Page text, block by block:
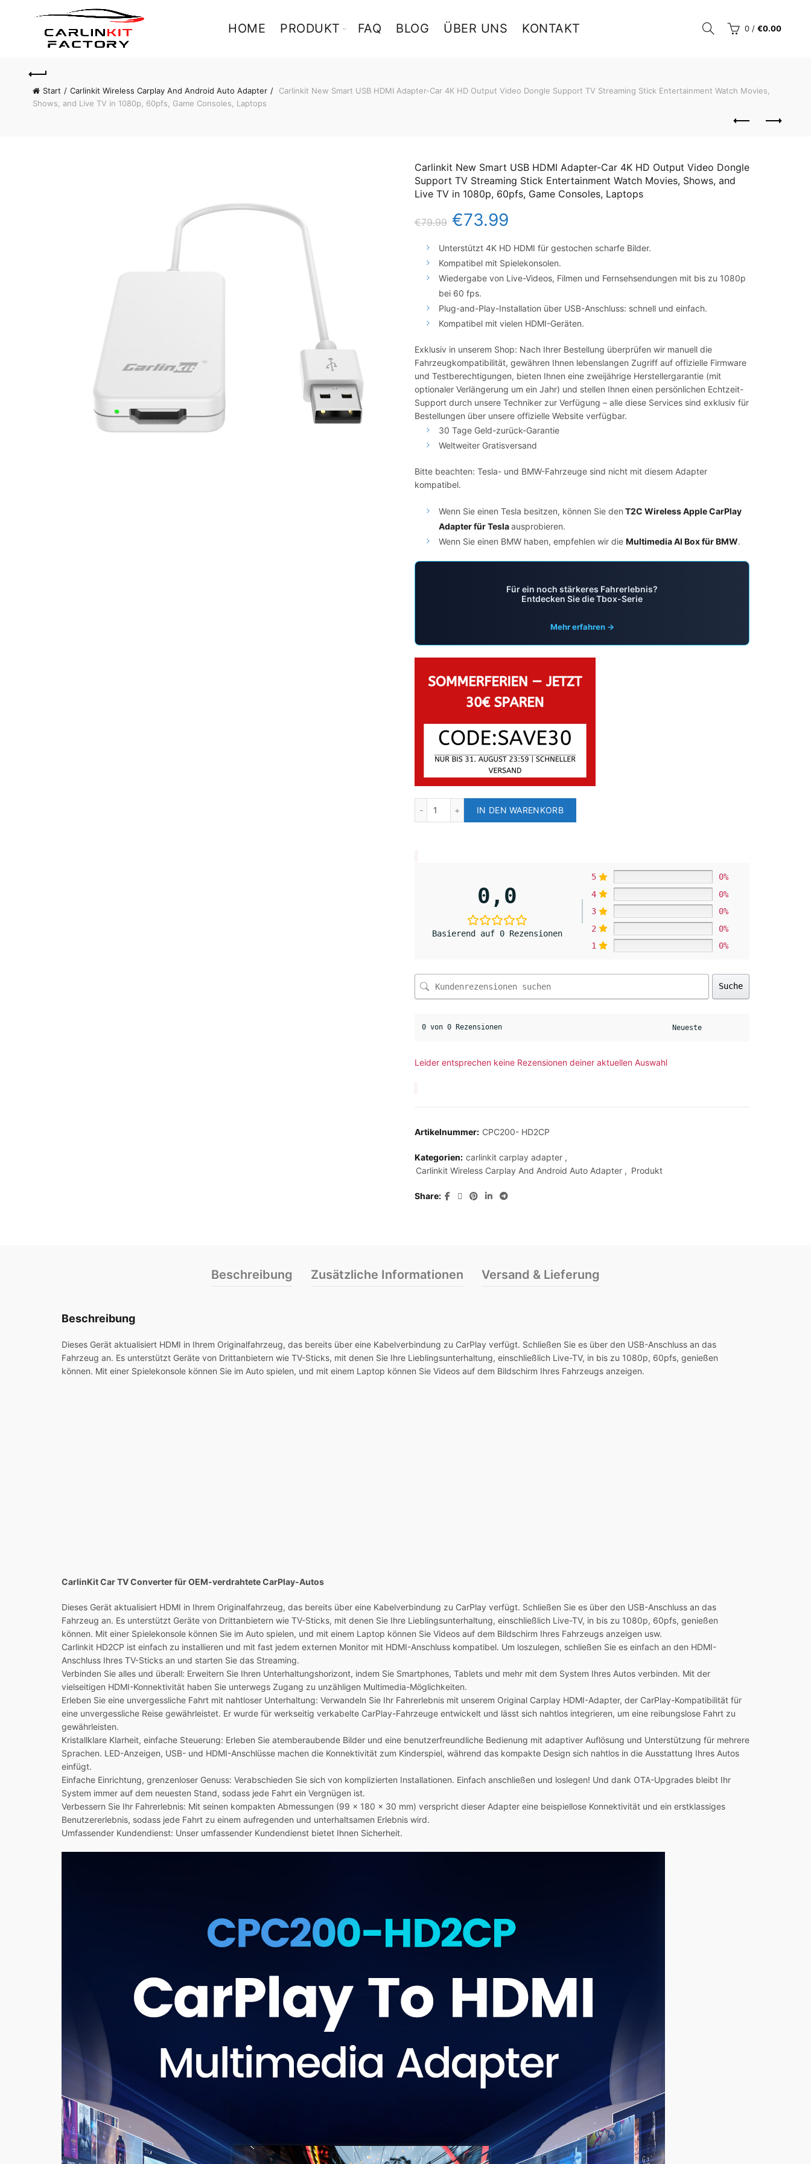
HOME PRODUKT FAQ BLOG ÜBER UNS KONTAKT 0 / €0.00
Start Carlinkit Wireless Carplay And Android Auto Adapter
Carlinkit New Smart USB HDMI Adapter-Car 4K HD Output Video Dongle Support TV Streaming Stick Entertainment Watch Movies,
Shows, and Live TV in 1080p, 60pfs, Game Consoles, Laptops
Carlinkit New Smart USB HDMI Adapter-Car 4K HD Output Video Dongle
Support TV Streaming Stick Entertainment Watch Movies, Shows, and
Live TV in 1080p, 60pfs, Game Consoles, Laptops
€79.99 €73.99
Unterstützt 4K HD HDMI für gestochen scharfe Bilder.
Kompatibel mit Spielekonsolen.
Wiedergabe von Live-Videos, Filmen und Fernsehsendungen mit bis zu 1080p
bei 60 fps.
Plug-and-Play-Installation über USB-Anschluss: schnell und einfach.
Kompatibel mit vielen HDMI-Geräten.
Exklusiv in unserem Shop: Nach Ihrer Bestellung überprüfen wir manuell die
Fahrzeugkompatibilität, gewähren Ihnen lebenslangen Zugriff auf offizielle Firmware
und Testberechtigungen, bieten Ihnen eine zweijährige Herstellergarantie (mit
optionaler Verlängerung um ein Jahr) und stellen Ihnen einen persönlichen Echtzeit-
Support durch unsere Techniker zur Verfügung – alle diese Services sind exklusiv für
Bestellungen über unsere offizielle Website verfügbar.
30 Tage Geld-zurück-Garantie
Weltweiter Gratisversand
Bitte beachten: Tesla- und BMW-Fahrzeuge sind nicht mit diesem Adapter
kompatibel.
Wenn Sie einen Tesla besitzen, können Sie den T2C Wireless Apple CarPlay
Adapter für Teslaausprobieren.
Wenn Sie einen BMW haben, empfehlen wir die Multimedia AI Box für BMW.
Für ein noch stärkeres Fahrerlebnis?
Entdecken Sie die Tbox-Serie
Mehr erfahren →
IN DEN WARENKORB
0,0
Basierend auf 0 Rezensionen
5
0%
4
0%
3
0%
2
0%
1
0%
Suche
0 von 0 Rezensionen
Leider entsprechen keine Rezensionen deiner aktuellen Auswahl
Artikelnummer: CPC200- HD2CP
Kategorien: carlinkit carplay adapter ,
Carlinkit Wireless Carplay And Android Auto Adapter , Produkt
Share
Beschreibung Zusätzliche Informationen Versand & Lieferung
Beschreibung
Dieses Gerät aktualisiert HDMI in Ihrem Originalfahrzeug, das bereits über eine Kabelverbindung zu CarPlay verfügt. Schließen Sie es über den USB-Anschluss an das
Fahrzeug an. Es unterstützt Geräte von Drittanbietern wie TV-Sticks, mit denen Sie Ihre Lieblingsunterhaltung, einschließlich Live-TV, in bis zu 1080p, 60pfs, genießen
können. Mit einer Spielekonsole können Sie im Auto spielen, und mit einem Laptop können Sie Videos auf dem Bildschirm Ihres Fahrzeugs anzeigen.
CarlinKit Car TV Converter für OEM-verdrahtete CarPlay-Autos
Dieses Gerät aktualisiert HDMI in Ihrem Originalfahrzeug, das bereits über eine Kabelverbindung zu CarPlay verfügt. Schließen Sie es über den USB-Anschluss an das
Fahrzeug an. Es unterstützt Geräte von Drittanbietern wie TV-Sticks, mit denen Sie Ihre Lieblingsunterhaltung, einschließlich Live-TV, in bis zu 1080p, 60pfs, genießen
können. Mit einer Spielekonsole können Sie im Auto spielen, und mit einem Laptop können Sie Videos auf dem Bildschirm Ihres Fahrzeugs anzeigen usw.
Carlinkit HD2CP ist einfach zu installieren und mit fast jedem externen Monitor mit HDMI-Anschluss kompatibel. Um loszulegen, schließen Sie es einfach an den HDMI-
Anschluss Ihres TV-Sticks an und starten Sie das Streaming.
Verbinden Sie alles und überall: Erweitern Sie Ihren Unterhaltungshorizont, indem Sie Smartphones, Tablets und mehr mit dem System Ihres Autos verbinden. Mit der
vielseitigen HDMI-Konnektivität haben Sie unterwegs Zugang zu unzähligen Multimedia-Möglichkeiten.
Erleben Sie eine unvergessliche Fahrt mit nahtloser Unterhaltung: Verwandeln Sie Ihr Fahrerlebnis mit unserem Original Carplay HDMI-Adapter, der CarPlay-Kompatibilität für
eine unvergessliche Reise gewährleistet. Er wurde für werkseitig verkabelte CarPlay-Fahrzeuge entwickelt und lässt sich nahtlos integrieren, um eine reibungslose Fahrt zu
gewährleisten.
Kristallklare Klarheit, einfache Steuerung: Erleben Sie atemberaubende Bilder und eine benutzerfreundliche Bedienung mit adaptiver Auflösung und Unterstützung für mehrere
Sprachen. LED-Anzeigen, USB- und HDMI-Anschlüsse machen die Konnektivität zum Kinderspiel, während das kompakte Design sich nahtlos in die Ausstattung Ihres Autos
einfügt.
Einfache Einrichtung, grenzenloser Genuss: Verabschieden Sie sich von komplizierten Installationen. Einfach anschließen und loslegen! Und dank OTA-Upgrades bleibt Ihr
System immer auf dem neuesten Stand, sodass jede Fahrt ein Vergnügen ist.
Verbessern Sie Ihr Fahrerlebnis: Mit seinen kompakten Abmessungen (99 x 180 x 30 mm) verspricht dieser Adapter eine beispiellose Konnektivität und ein erstklassiges
Benutzererlebnis, sodass jede Fahrt zu einem aufregenden und unterhaltsamen Erlebnis wird.
Umfassender Kundendienst: Unser umfassender Kundendienst bietet Ihnen Sicherheit.